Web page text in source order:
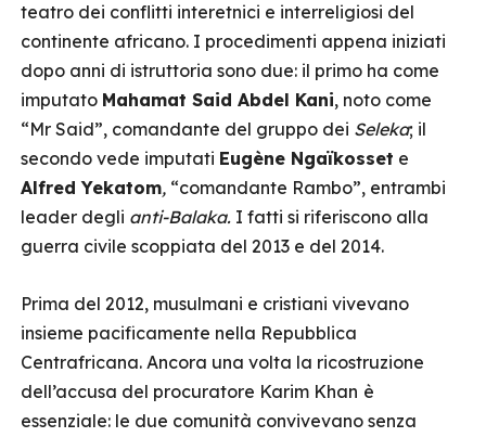
teatro dei conflitti interetnici e interreligiosi del
continente africano. I procedimenti appena iniziati
dopo anni di istruttoria sono due: il primo ha come
imputato Mahamat Said Abdel Kani, noto come
“Mr Said”, comandante del gruppo dei Seleka; il
secondo vede imputati Eugène Ngaïkosset e
Alfred Yekatom, “comandante Rambo”, entrambi
leader degli anti-Balaka. I fatti si riferiscono alla
guerra civile scoppiata del 2013 e del 2014.
Prima del 2012, musulmani e cristiani vivevano
insieme pacificamente nella Repubblica
Centrafricana. Ancora una volta la ricostruzione
dell’accusa del procuratore Karim Khan è
essenziale: le due comunità convivevano senza